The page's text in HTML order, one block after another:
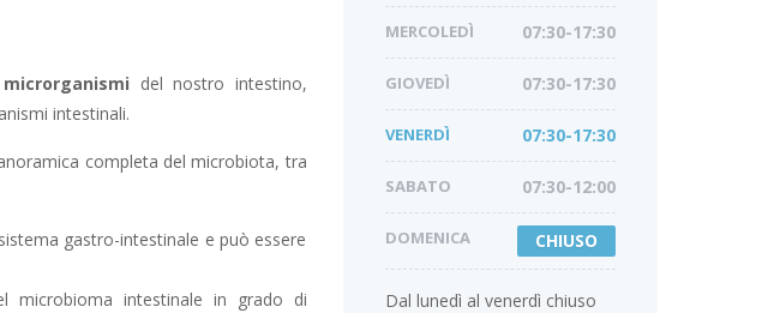
del nostro intestino,
intestinali.
completa del microbiota, tra
gastro-intestinale e può essere
microbioma intestinale in grado di
MERCOLEDÌ 07:30-17:30
GIOVEDÌ 07:30-17:30
VENERDÌ 07:30-17:30
SABATO 07:30-12:00
DOMENICA CHIUSO
Dal lunedì al venerdì chiuso